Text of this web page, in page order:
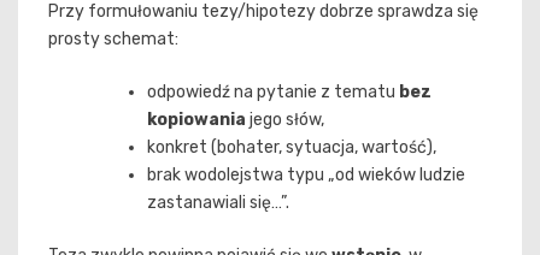
Przy formułowaniu tezy/hipotezy dobrze sprawdza się
prosty schemat:
odpowiedź na pytanie z tematu bez
kopiowania jego słów,
konkret (bohater, sytuacja, wartość),
brak wodolejstwa typu „od wieków ludzie
zastanawiali się…”.